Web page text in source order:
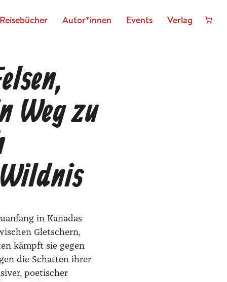
Reisebücher Autor*innen Events Verlag
Weg zu
in Kanadas
Gletschern,
kämpft sie gegen
die Schatten ihrer
poetischer